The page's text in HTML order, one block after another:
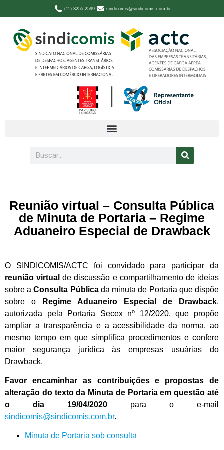
(11) 3255-2599 sindicomis@sindicomis.com.br
Reunião virtual – Consulta Pública
de Minuta de Portaria – Regime
Aduaneiro Especial de Drawback
O SINDICOMIS/ACTC foi convidado para participar da
reunião virtual de discussão e compartilhamento de ideias
sobre aConsulta Públicada minuta de Portaria que dispõe
sobre o
Regime Aduaneiro Especial de Drawback,
autorizada pela Portaria Secex nº 12/2020, que propõe
ampliar a transparência e a acessibilidade da norma, ao
mesmo tempo em que simplifica procedimentos e confere
maior segurança jurídica às empresas usuárias do
Drawback.
Favor encaminhar as contribuições e propostas de
alteração do texto da Minuta de Portaria em questão até
o dia 19/04/2020 para o e-mail
sindicomis@sindicomis.com.br.
Minuta de Portaria sob consulta